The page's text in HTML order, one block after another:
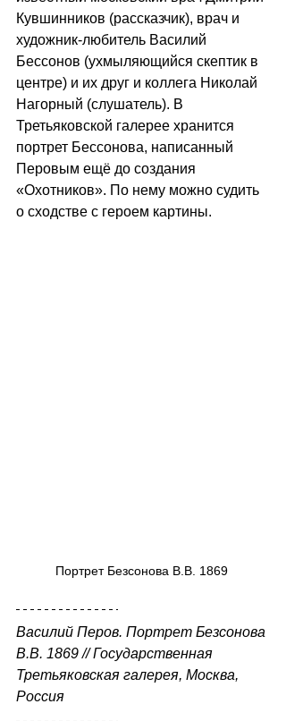
Кувшинников (рассказчик), врач и
художник-любитель Василий
Бессонов (ухмыляющийся скептик в
центре) и их друг и коллега Николай
Нагорный (слушатель). В
Третьяковской галерее хранится
портрет Бессонова, написанный
Перовым ещё до создания
«Охотников». По нему можно судить
о сходстве с героем картины.
Портрет Безсонова В.В. 1869
Василий Перов. Портрет Безсонова
В.В. 1869 // Государственная
Третьяковская галерея, Москва,
Россия